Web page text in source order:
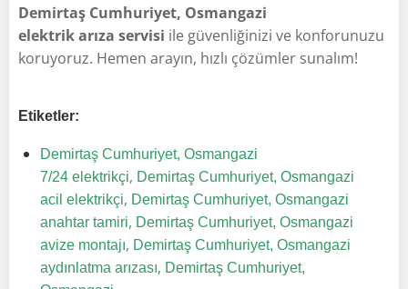
Demirtaş Cumhuriyet, Osmangazi
elektrik arıza servisi ile güvenliğinizi ve konforunuzu
koruyoruz. Hemen arayın, hızlı çözümler sunalım!
Etiketler:
Demirtaş Cumhuriyet, Osmangazi
7/24 elektrikçi, Demirtaş Cumhuriyet, Osmangazi
acil elektrikçi, Demirtaş Cumhuriyet, Osmangazi
anahtar tamiri, Demirtaş Cumhuriyet, Osmangazi
avize montajı, Demirtaş Cumhuriyet, Osmangazi
aydınlatma arızası, Demirtaş Cumhuriyet,